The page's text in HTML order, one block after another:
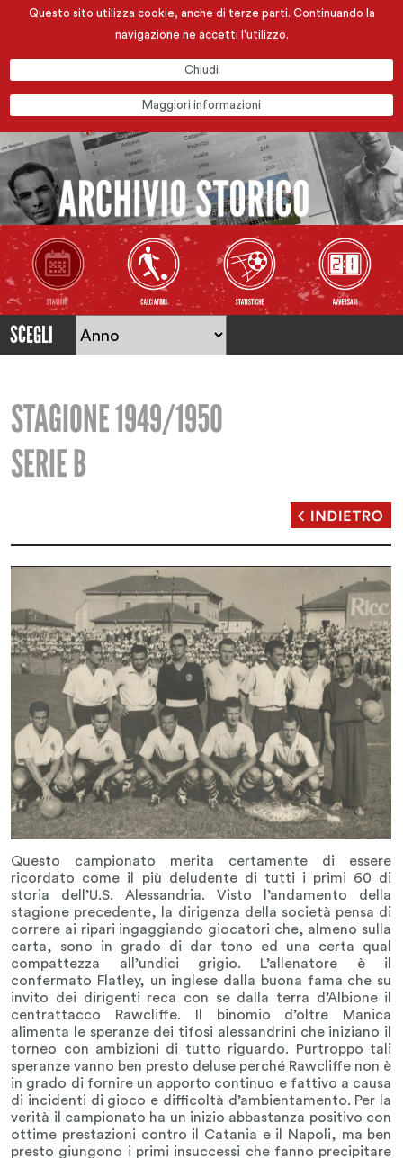
Questo sito utilizza cookie, anche di terze parti. Continuando la
navigazione ne accetti l'utilizzo.
Chiudi
Maggiori informazioni
SCEGLI
STAGIONE 1949/1950
SERIE B
Questo campionato merita certamente di essere
ricordato come il più deludente di tutti i primi 60 di
storia dell’U.S. Alessandria. Visto l’andamento della
stagione precedente, la dirigenza della società pensa di
correre ai ripari ingaggiando giocatori che, almeno sulla
carta, sono in grado di dar tono ed una certa qual
compattezza all’undici grigio. L’allenatore è il
confermato Flatley, un inglese dalla buona fama che su
invito dei dirigenti reca con se dalla terra d’Albione il
centrattacco Rawcliffe. Il binomio d’oltre Manica
alimenta le speranze dei tifosi alessandrini che iniziano il
torneo con ambizioni di tutto riguardo. Purtroppo tali
speranze vanno ben presto deluse perché Rawcliffe non è
in grado di fornire un apporto continuo e fattivo a causa
di incidenti di gioco e difficoltà d’ambientamento. Per la
verità il campionato ha un inizio abbastanza positivo con
ottime prestazioni contro il Catania e il Napoli, ma ben
presto giungono i primi insuccessi che fanno precipitare